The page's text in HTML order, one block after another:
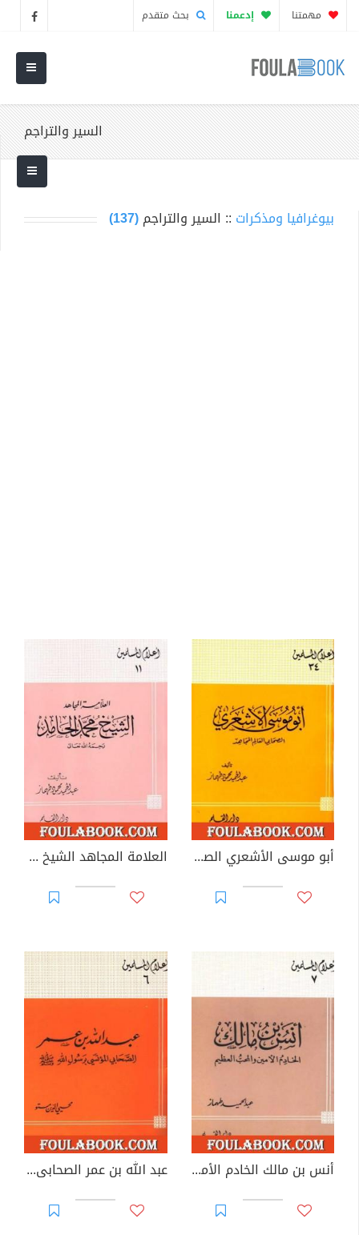
مهمتنا إدعمنا بحث متقدم
السير والتراجم
بيوغرافيا ومذكرات :: السير والتراجم(137)
أبو موسى الأشعري الصحابي العالم المجاهد تمحيص حقائق ورد افتراءات العلامة المجاهد الشيخ محمد الحامد
أنس بن مالك الخادم الأمين والمحب العظيم عبد الله بن عمر الصحابى المؤتسى برسول الله صلى الله عليه وسلم